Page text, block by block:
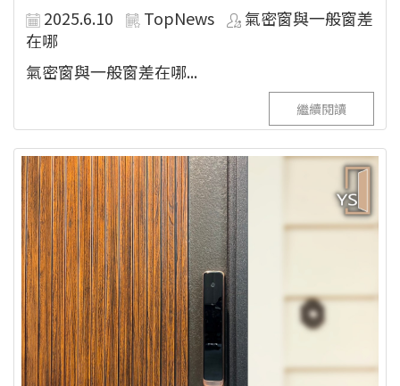
2025.6.10 TopNews
氣密窗與一般窗差
在哪
氣密窗與一般窗差在哪...
繼續閱讀